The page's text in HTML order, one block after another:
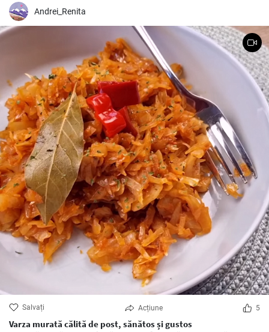
Andrei_Renita
Salvați Acțiune 5
Varza murată călită de post, sănătos și gustos